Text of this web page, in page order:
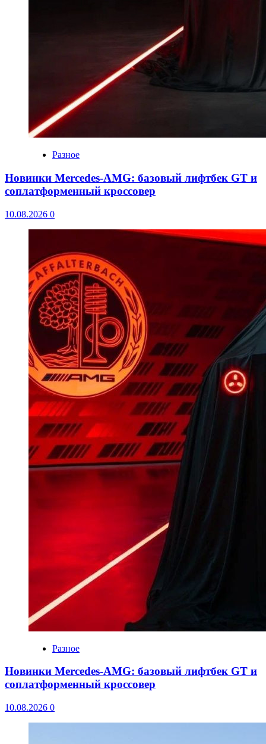
Разное
Новинки Mercedes-AMG: базовый лифтбек GT и
соплатформенный кроссовер
10.08.2026 0
Разное
Новинки Mercedes-AMG: базовый лифтбек GT и
соплатформенный кроссовер
10.08.2026 0